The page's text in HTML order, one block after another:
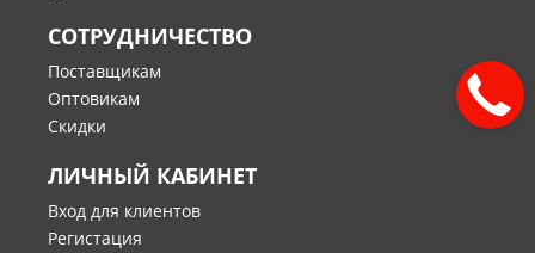
СОТРУДНИЧЕСТВО
Поставщикам
Оптовикам
Скидки
ЛИЧНЫЙ КАБИНЕТ
Вход для клиентов
Регистация